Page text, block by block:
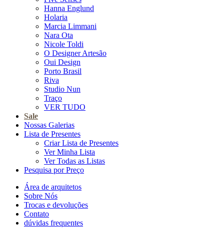
Hanna Englund
Holaria
Marcia Limmani
Nara Ota
Nicole Toldi
O Designer Artesão
Oui Design
Porto Brasil
Riva
Studio Nun
Traço
VER TUDO
Sale
Nossas Galerias
Lista de Presentes
Criar Lista de Presentes
Ver Minha Lista
Ver Todas as Listas
Pesquisa por Preço
Área de arquitetos
Sobre Nós
Trocas e devoluções
Contato
dúvidas frequentes